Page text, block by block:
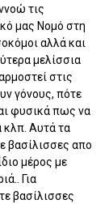
τις
μας Νομό στη
αλλά και
μελίσσια
στις
γόνους, πότε
φυσικά πως να
κλπ. Αυτά τα
βασίλισσες απο
μέρος με
Για
βασίλισσες